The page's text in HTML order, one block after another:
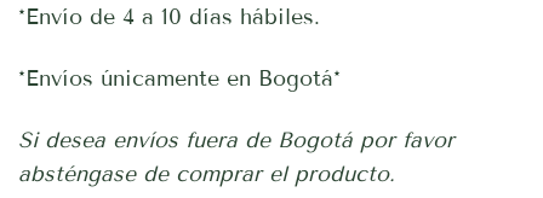
*Envío de 4 a 10 días hábiles.
*Envíos únicamente en Bogotá*
Si desea envíos fuera de Bogotá por favor
absténgase de comprar el producto.